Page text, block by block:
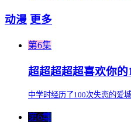
动漫 更多
第6集
超超超超超喜欢你
中学时经历了100次失恋的爱
第6集